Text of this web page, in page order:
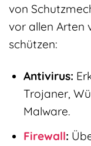
von
vor allen Arten
schützen:
Antivirus:
Trojaner,
Malware.
Firewall: